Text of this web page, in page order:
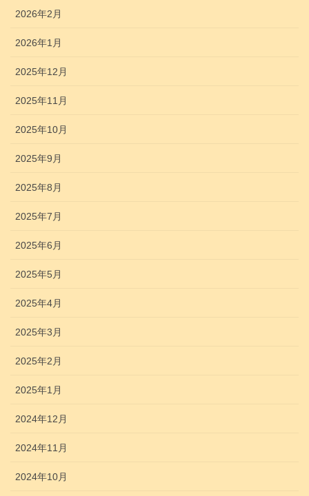
2026年2月
2026年1月
2025年12月
2025年11月
2025年10月
2025年9月
2025年8月
2025年7月
2025年6月
2025年5月
2025年4月
2025年3月
2025年2月
2025年1月
2024年12月
2024年11月
2024年10月